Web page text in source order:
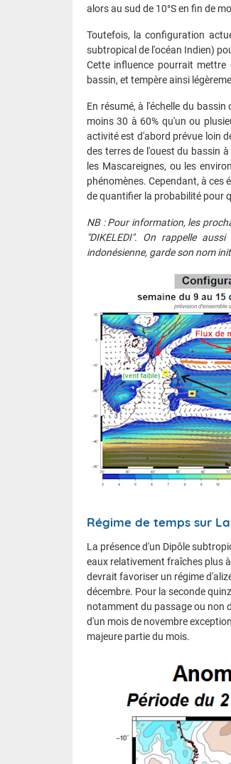
alors au sud de 10°S en fin de
Toutefois, la configuration
subtropical de l'océan Indien)
Cette influence pourrait mettre
bassin, et tempère ainsi
En résumé, à l'échelle du
moins 30 à 60% qu'un ou
activité est d'abord prévue loin
des terres de l'ouest du bassin
les Mascareignes, ou les
phénomènes. Cependant, à ces
de quantifier la probabilité pour
NB : Pour information, les
"DIKELEDI". On rappelle aussi
indonésienne, garde son nom
Régime de temps sur
La présence d'un Dipôle
eaux relativement fraîches plus
devrait favoriser un régime
décembre. Pour la seconde
notamment du passage ou non
d'un mois de novembre
majeure partie du mois.